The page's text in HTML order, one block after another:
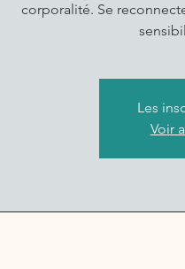
corporalité. Se
Les
Voir